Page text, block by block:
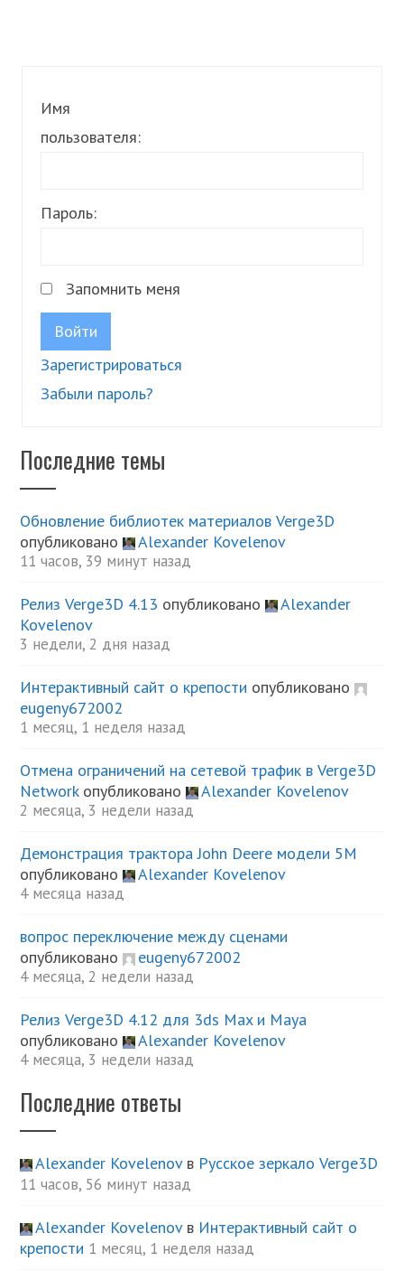
Имя
пользователя:
Пароль:
Запомнить меня
Войти
Зарегистрироваться
Забыли пароль?
Последние темы
Обновление библиотек материалов Verge3D
опубликовано
Alexander Kovelenov
11 часов, 39 минут назад
Релиз Verge3D 4.13 опубликовано
Alexander
Kovelenov
3 недели, 2 дня назад
Интерактивный сайт о крепости опубликовано
eugeny672002
1 месяц, 1 неделя назад
Отмена ограничений на сетевой трафик в Verge3D
Networkопубликовано Alexander Kovelenov
2 месяца, 3 недели назад
Демонстрация трактора John Deere модели 5М
опубликовано
Alexander Kovelenov
4 месяца назад
вопрос переключение между сценами
опубликовано
eugeny672002
4 месяца, 2 недели назад
Релиз Verge3D 4.12 для 3ds Max и Maya
опубликовано
Alexander Kovelenov
4 месяца, 3 недели назад
Последние ответы
Alexander Kovelenovв Русское зеркало Verge3D
11 часов, 56 минут назад
Alexander Kovelenovв Интерактивный сайт о
крепости 1 месяц, 1 неделя назад